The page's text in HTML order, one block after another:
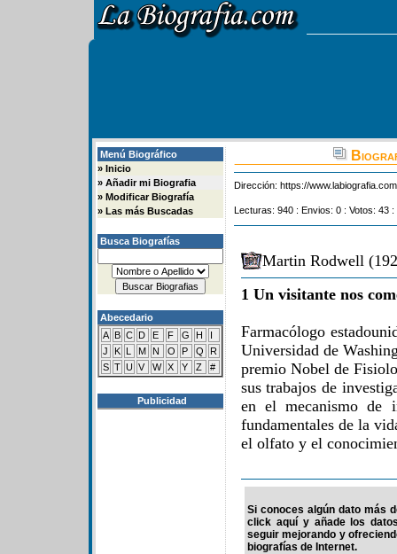
Menú Biográfico
» Inicio
» Añadir mi Biografia
» Modificar Biografía
» Las más Buscadas
Busca Biografías
Abecedario
A B C D E F G H
I
J
K L M N O P Q
R
S T U V W X Y Z #
Publicidad
Dirección: https://
Lecturas: 940 : Envios: 0 : Votos: 43
Martin Rodwell
1 Un visitante nos
Farmacólogo
Universidad de
premio Nobel de
sus trabajos de
en el mecanismo de
fundamentales de la
el olfato y el
Si conoces algún dato más
click aquí y añade los
seguir mejorando y
biografías de Internet.